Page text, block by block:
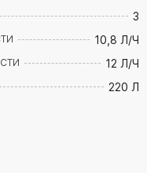
3
10,8 Л/Ч
12 Л/Ч
220 Л